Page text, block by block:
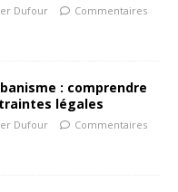
Dufour
Commentaires
: comprendre
légales
Dufour
Commentaires